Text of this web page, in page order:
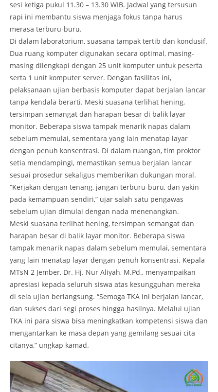
sesi ketiga pukul 11.30 – 13.30 WIB. Jadwal yang tersusun
rapi ini membantu siswa menjaga fokus tanpa harus
merasa terburu-buru.
Di dalam laboratorium, suasana tampak tertib dan kondusif.
Dua ruang komputer digunakan secara optimal, masing-
masing dilengkapi dengan 25 unit komputer untuk peserta
serta 1 unit komputer server. Dengan fasilitas ini,
pelaksanaan ujian berbasis komputer dapat berjalan lancar
tanpa kendala berarti. Meski suasana terlihat hening,
tersimpan semangat dan harapan besar di balik layar
monitor. Beberapa siswa tampak menarik napas dalam
sebelum memulai, sementara yang lain menatap layar
dengan penuh konsentrasi. Di dalam ruangan, tim proktor
setia mendampingi, memastikan semua berjalan lancar
sesuai prosedur sekaligus memberikan dukungan moral.
“Kerjakan dengan tenang, jangan terburu-buru, dan yakin
pada kemampuan sendiri,” ujar salah satu pengawas
sebelum ujian dimulai dengan nada menenangkan.
Meski suasana terlihat hening, tersimpan semangat dan
harapan besar di balik layar monitor. Beberapa siswa
tampak menarik napas dalam sebelum memulai, sementara
yang lain menatap layar dengan penuh konsentrasi. Kepala
MTsN 2 Jember, Dr. Hj. Nur Aliyah, M.Pd., menyampaikan
apresiasi kepada seluruh siswa atas kesungguhan mereka
di sela ujian berlangsung. “Semoga TKA ini berjalan lancar,
dan sukses dari segi proses hingga hasilnya. Melalui ujian
TKA ini para siswa bisa meningkatkan kompetensi siswa dan
mengantarkan ke masa depan yang gemilang sesuai cita
citanya,” ungkap kamad.